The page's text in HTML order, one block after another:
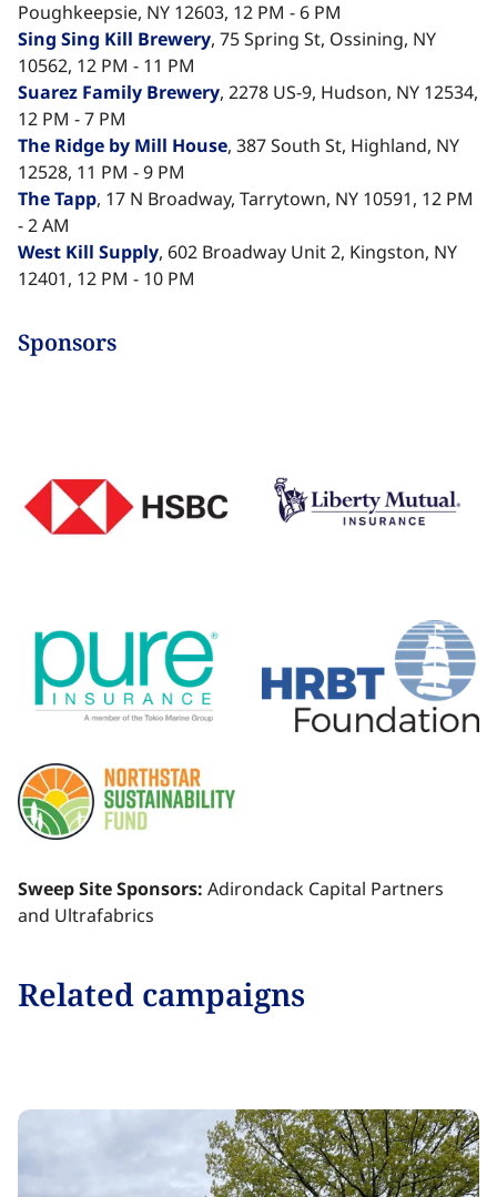
Poughkeepsie, NY 12603, 12 PM - 6 PM
Sing Sing Kill Brewery​​​​‌ ‍ ​‍​‍‌‍ ‌ ​‍‌‍‍‌‌‍‌ ‌‍‍‌‌‍ ‍​‍​‍​ ‍‍​‍​‍‌ ​ ‌‍​‌‌‍ ‍‌‍‍‌‌ ‌​‌ ‍‌​‍ ‍‌‍‍‌‌‍ ​‍​‍​‍ ​​‍​‍‌‍‍​‌ ​‍‌‍‌‌‌‍‌‍​‍​‍​ ‍‍​‍​‍‌‍‍​‌ ‌​‌ ‌​‌ ​​‌ ​ ​ ‍‍​‍ ​‍ ‌‍​ ‌‍ ‌‌ ​ ​‍ ‍‌‍ ‌‌‍​‌‌‍‍‌‌‍ ‍​‍ ‍​ ​‍​ ​​​ ​‍​ ‌​‌ ​‍‌‍‌‌‌‍‌​‌‍‌‌‌ ​ ‌‍‍‌‌‍‌ ‌‍ ‍​‍ ‍‌ ​‍‌‍‍‌‌ ‌‍‌‍‌‌‌ ​‍‌‍‍ ‌‍‌‌‌‍‌‌‌ ​​‌‍‌‌‌ ​‍​‍ ‍‌‍ ‌ ​‍‌‍‌ ​‍ ‌‍‍‌‌‍ ‍‌ ‌​‌‍‌‌‌‍ ‍‌ ‌​​‍ ‌‍‌‌‌‍‌​‌‍‍‌‌ ‌​​‍ ‌‍ ‌‌‍ ‌‍‌​‌‍‌‌​ ‌‌ ​​‌ ​‍‌‍‌‌‌ ​ ‌‍‌‌‌‍ ‍‌ ‌​‌‍​‌‌ ‌​‌‍‍‌‌‍ ‌‍ ‍​ ‍ ‌‍‍‌‌‍‌​​ ‌‌‍‌‍​ ‌ ​ ​‍​ ‌‍​ ​​​ ‍‌‌‍‌​​ ​‌​‍ ‌​ ‌​​ ‌‌​ ‌​​ ‍‌​‍ ‌​ ‌​​ ‍​​ ‌ ​ ​​​‍ ‌‌‍​‌​ ‌​‌‍‌‍​ ‍‌​‍ ‌​ ​ ​ ‌‌​ ​ ‌‍‌​​ ‌‌‌‍‌‌‌‍​‍​ ​‌​ ‌‌‌‍​ ‌‍‌​​ ‌‍​ ‍ ‌ ‌​‌ ‍‌‌ ​​‌‍‌‌​ ‌‌‍‌‌‌ ‌‍‌‍‌‌‌‍ ‍‌ ‌​​ ‍ ‌ ​​‌‍​‌‌ ‌​‌‍‍​​ ‌‌‍​ ‌‍ ‌‍ ‍‌ ‌​‌‍‌‌‌‍ ‍‌ ‌​​‍‌‌​ ‌‌‌​​‍‌‌ ‌‍‍ ‌‍‌‌‌ ‍‌​‍‌‌​ ​ ‌​‌​​‍‌‌​ ​ ‌​‌​​‍‌‌​ ​‍​ ​‍‌‍‌‍​ ‌‍‌‍‌‍​ ‌‌‌‍‌​‌‍​ ‌‍​‌​ ​‌‌‍​ ‌‍‌‌​ ​‍​ ​ ​‍‌‌​ ​‍​ ​‍​‍‌‌​ ‌‌‌​‌​​‍ ‍‌‍​ ‌‍‍​‌‍‍‌‌‍ ​‌‍‌​‌ ​‍‌‍‌‌‌‍ ‍​‍‌‌​ ‌‌‌​​‍‌‌ ‌‍‍ ‌‍‌‌‌ ‍‌​‍‌‌​ ​ ‌​‌​​‍‌‌​ ​ ‌​‌​​‍‌‌​ ​‍​ ​‍‌‍​‍​ ‌​​ ‌‍​ ‍‌‌‍‌‌‌‍‌​‌‍‌‍​ ‌‍‌‍‌‌​ ‌‍‌‍​‌‌‍‌‍​‍‌‌​ ​‍​ ​‍​‍‌‌​ ‌‌‌​‌​​‍ ‍‌ ‌​‌‍‌‌‌ ‍​‌ ‌​​ ‌‍​‍‌‍​‌‌ ​ ‌‍‌‌‌‌‌‌‌ ​‍‌‍ ​​ ‌‌‍‍​‌ ‌​‌ ‌​‌ ​​‌ ​ ​‍‌‌​ ​ ‌​​‌​‍‌‌​ ​‍‌​‌‍​‍‌‌​ ​‍‌​‌‍‌‍​ ‌‍ ‌‌ ​ ​‍ ‍‌‍ ‌‌‍​‌‌‍‍‌‌‍ ‍​‍ ‍​ ​‍​ ​​​ ​‍​ ‌​‌ ​‍‌‍‌‌‌‍‌​‌‍‌‌‌ ​ ‌‍‍‌‌‍‌ ‌‍ ‍​‍ ‍‌ ​‍‌‍‍‌‌ ‌‍‌‍‌‌‌ ​‍‌‍‍ ‌‍‌‌‌‍‌‌‌ ​​‌‍‌‌‌ ​‍​‍ ‍‌‍ ‌ ​‍‌‍‌ ​‍‌‍‌‍‍‌‌‍‌​​ ‌‌‍‌‍​ ‌ ​ ​‍​ ‌‍​ ​​​ ‍‌‌‍‌​​ ​‌​‍ ‌​ ‌​​ ‌‌​ ‌​​ ‍‌​‍ ‌​ ‌​​ ‍​​ ‌ ​ ​​​‍ ‌‌‍​‌​ ‌​‌‍‌‍​ ‍‌​‍ ‌​ ​ ​ ‌‌​ ​ ‌‍‌​​ ‌‌‌‍‌‌‌‍​‍​ ​‌​ ‌‌‌‍​ ‌‍‌​​ ‌‍​‍‌‍‌ ‌​‌ ‍‌‌ ​​‌‍‌‌​ ‌‌‍‌‌‌ ‌‍‌‍‌‌‌‍ ‍‌ ‌​​‍‌‍‌ ​​‌‍​‌‌ ‌​‌‍‍​​ ‌‌‍​ ‌‍ ‌‍ ‍‌ ‌​‌‍‌‌‌‍ ‍‌ ‌​​‍‌‌​ ‌‌‌​​‍‌‌ ‌‍‍ ‌‍‌‌‌ ‍‌​‍‌‌​ ​ ‌​‌​​‍‌‌​ ​ ‌​‌​​‍‌‌​ ​‍​ ​‍‌‍‌‍​ ‌‍‌‍‌‍​ ‌‌‌‍‌​‌‍​ ‌‍​‌​ ​‌‌‍​ ‌‍‌‌​ ​‍​ ​ ​‍‌‌​ ​‍​ ​‍​‍‌‌​ ‌‌‌​‌​​‍ ‍‌‍​ ‌‍‍​‌‍‍‌‌‍ ​‌‍‌​‌ ​‍‌‍‌‌‌‍ ‍​‍‌‌​ ‌‌‌​​‍‌‌ ‌‍‍ ‌‍‌‌‌ ‍‌​‍‌‌​ ​ ‌​‌​​‍‌‌​ ​ ‌​‌​​‍‌‌​ ​‍​ ​‍‌‍​‍​ ‌​​ ‌‍​ ‍‌‌‍‌‌‌‍‌​‌‍‌‍​ ‌‍‌‍‌‌​ ‌‍‌‍​‌‌‍‌‍​‍‌‌​ ​‍​ ​‍​‍‌‌​ ‌‌‌​‌​​‍ ‍‌ ‌​‌‍‌‌‌ ‍​‌ ‌​​‍‌‍‌ ​​‌‍‌‌‌ ​‍‌ ​ ‌ ​​‌‍‌‌‌‍​ ‌ ‌​‌‍‍‌‌ ‌‍‌‍‌‌​ ‌‌ ​​‌ ‌‌‌‍​‍‌‍ ​‌‍‍‌‌ ​ ‌‍‍​‌‍‌‌‌‍‌​​‍​‍‌ ‌, 75 Spring St, Ossining, NY
10562, 12 PM - 11 PM
Suarez Family Brewery​​​​‌ ‍ ​‍​‍‌‍ ‌ ​‍‌‍‍‌‌‍‌ ‌‍‍‌‌‍ ‍​‍​‍​ ‍‍​‍​‍‌ ​ ‌‍​‌‌‍ ‍‌‍‍‌‌ ‌​‌ ‍‌​‍ ‍‌‍‍‌‌‍ ​‍​‍​‍ ​​‍​‍‌‍‍​‌ ​‍‌‍‌‌‌‍‌‍​‍​‍​ ‍‍​‍​‍‌‍‍​‌ ‌​‌ ‌​‌ ​​‌ ​ ​ ‍‍​‍ ​‍ ‌‍​ ‌‍ ‌‌ ​ ​‍ ‍‌‍ ‌‌‍​‌‌‍‍‌‌‍ ‍​‍ ‍​ ​‍​ ​​​ ​‍​ ‌​‌ ​‍‌‍‌‌‌‍‌​‌‍‌‌‌ ​ ‌‍‍‌‌‍‌ ‌‍ ‍​‍ ‍‌ ​‍‌‍‍‌‌ ‌‍‌‍‌‌‌ ​‍‌‍‍ ‌‍‌‌‌‍‌‌‌ ​​‌‍‌‌‌ ​‍​‍ ‍‌‍ ‌ ​‍‌‍‌ ​‍ ‌‍‍‌‌‍ ‍‌ ‌​‌‍‌‌‌‍ ‍‌ ‌​​‍ ‌‍‌‌‌‍‌​‌‍‍‌‌ ‌​​‍ ‌‍ ‌‌‍ ‌‍‌​‌‍‌‌​ ‌‌ ​​‌ ​‍‌‍‌‌‌ ​ ‌‍‌‌‌‍ ‍‌ ‌​‌‍​‌‌ ‌​‌‍‍‌‌‍ ‌‍ ‍​ ‍ ‌‍‍‌‌‍‌​​ ‌‌‍‌‍​ ‌ ​ ​‍​ ‌‍​ ​​​ ‍‌‌‍‌​​ ​‌​‍ ‌​ ‌​​ ‌‌​ ‌​​ ‍‌​‍ ‌​ ‌​​ ‍​​ ‌ ​ ​​​‍ ‌‌‍​‌​ ‌​‌‍‌‍​ ‍‌​‍ ‌​ ​ ​ ‌‌​ ​ ‌‍‌​​ ‌‌‌‍‌‌‌‍​‍​ ​‌​ ‌‌‌‍​ ‌‍‌​​ ‌‍​ ‍ ‌ ‌​‌ ‍‌‌ ​​‌‍‌‌​ ‌‌‍‌‌‌ ‌‍‌‍‌‌‌‍ ‍‌ ‌​​ ‍ ‌ ​​‌‍​‌‌ ‌​‌‍‍​​ ‌‌‍​ ‌‍ ‌‍ ‍‌ ‌​‌‍‌‌‌‍ ‍‌ ‌​​‍‌‌​ ‌‌‌​​‍‌‌ ‌‍‍ ‌‍‌‌‌ ‍‌​‍‌‌​ ​ ‌​‌​​‍‌‌​ ​ ‌​‌​​‍‌‌​ ​‍​ ​‍‌‍‌‍​ ‌‍‌‍‌‍​ ‌‌‌‍‌​‌‍​ ‌‍​‌​ ​‌‌‍​ ‌‍‌‌​ ​‍​ ​ ​‍‌‌​ ​‍​ ​‍​‍‌‌​ ‌‌‌​‌​​‍ ‍‌‍​ ‌‍‍​‌‍‍‌‌‍ ​‌‍‌​‌ ​‍‌‍‌‌‌‍ ‍​‍‌‌​ ‌‌‌​​‍‌‌ ‌‍‍ ‌‍‌‌‌ ‍‌​‍‌‌​ ​ ‌​‌​​‍‌‌​ ​ ‌​‌​​‍‌‌​ ​‍​ ​‍​ ​​​ ‍‌​ ‌‌‌‍​ ​ ‍‌​ ‌‍​ ​ ​ ‍‌‌‍​‍‌‍‌‍‌‍‌​​ ‌ ​‍‌‌​ ​‍​ ​‍​‍‌‌​ ‌‌‌​‌​​‍ ‍‌ ‌​‌‍‌‌‌ ‍​‌ ‌​​ ‌‍​‍‌‍​‌‌ ​ ‌‍‌‌‌‌‌‌‌ ​‍‌‍ ​​ ‌‌‍‍​‌ ‌​‌ ‌​‌ ​​‌ ​ ​‍‌‌​ ​ ‌​​‌​‍‌‌​ ​‍‌​‌‍​‍‌‌​ ​‍‌​‌‍‌‍​ ‌‍ ‌‌ ​ ​‍ ‍‌‍ ‌‌‍​‌‌‍‍‌‌‍ ‍​‍ ‍​ ​‍​ ​​​ ​‍​ ‌​‌ ​‍‌‍‌‌‌‍‌​‌‍‌‌‌ ​ ‌‍‍‌‌‍‌ ‌‍ ‍​‍ ‍‌ ​‍‌‍‍‌‌ ‌‍‌‍‌‌‌ ​‍‌‍‍ ‌‍‌‌‌‍‌‌‌ ​​‌‍‌‌‌ ​‍​‍ ‍‌‍ ‌ ​‍‌‍‌ ​‍‌‍‌‍‍‌‌‍‌​​ ‌‌‍‌‍​ ‌ ​ ​‍​ ‌‍​ ​​​ ‍‌‌‍‌​​ ​‌​‍ ‌​ ‌​​ ‌‌​ ‌​​ ‍‌​‍ ‌​ ‌​​ ‍​​ ‌ ​ ​​​‍ ‌‌‍​‌​ ‌​‌‍‌‍​ ‍‌​‍ ‌​ ​ ​ ‌‌​ ​ ‌‍‌​​ ‌‌‌‍‌‌‌‍​‍​ ​‌​ ‌‌‌‍​ ‌‍‌​​ ‌‍​‍‌‍‌ ‌​‌ ‍‌‌ ​​‌‍‌‌​ ‌‌‍‌‌‌ ‌‍‌‍‌‌‌‍ ‍‌ ‌​​‍‌‍‌ ​​‌‍​‌‌ ‌​‌‍‍​​ ‌‌‍​ ‌‍ ‌‍ ‍‌ ‌​‌‍‌‌‌‍ ‍‌ ‌​​‍‌‌​ ‌‌‌​​‍‌‌ ‌‍‍ ‌‍‌‌‌ ‍‌​‍‌‌​ ​ ‌​‌​​‍‌‌​ ​ ‌​‌​​‍‌‌​ ​‍​ ​‍‌‍‌‍​ ‌‍‌‍‌‍​ ‌‌‌‍‌​‌‍​ ‌‍​‌​ ​‌‌‍​ ‌‍‌‌​ ​‍​ ​ ​‍‌‌​ ​‍​ ​‍​‍‌‌​ ‌‌‌​‌​​‍ ‍‌‍​ ‌‍‍​‌‍‍‌‌‍ ​‌‍‌​‌ ​‍‌‍‌‌‌‍ ‍​‍‌‌​ ‌‌‌​​‍‌‌ ‌‍‍ ‌‍‌‌‌ ‍‌​‍‌‌​ ​ ‌​‌​​‍‌‌​ ​ ‌​‌​​‍‌‌​ ​‍​ ​‍​ ​​​ ‍‌​ ‌‌‌‍​ ​ ‍‌​ ‌‍​ ​ ​ ‍‌‌‍​‍‌‍‌‍‌‍‌​​ ‌ ​‍‌‌​ ​‍​ ​‍​‍‌‌​ ‌‌‌​‌​​‍ ‍‌ ‌​‌‍‌‌‌ ‍​‌ ‌​​‍‌‍‌ ​​‌‍‌‌‌ ​‍‌ ​ ‌ ​​‌‍‌‌‌‍​ ‌ ‌​‌‍‍‌‌ ‌‍‌‍‌‌​ ‌‌ ​​‌ ‌‌‌‍​‍‌‍ ​‌‍‍‌‌ ​ ‌‍‍​‌‍‌‌‌‍‌​​‍​‍‌ ‌, 2278 US-9, Hudson, NY 12534,
12 PM - 7 PM
The Ridge by Mill House​​​​‌ ‍ ​‍​‍‌‍ ‌ ​‍‌‍‍‌‌‍‌ ‌‍‍‌‌‍ ‍​‍​‍​ ‍‍​‍​‍‌ ​ ‌‍​‌‌‍ ‍‌‍‍‌‌ ‌​‌ ‍‌​‍ ‍‌‍‍‌‌‍ ​‍​‍​‍ ​​‍​‍‌‍‍​‌ ​‍‌‍‌‌‌‍‌‍​‍​‍​ ‍‍​‍​‍‌‍‍​‌ ‌​‌ ‌​‌ ​​‌ ​ ​ ‍‍​‍ ​‍ ‌‍​ ‌‍ ‌‌ ​ ​‍ ‍‌‍ ‌‌‍​‌‌‍‍‌‌‍ ‍​‍ ‍​ ​‍​ ​​​ ​‍​ ‌​‌ ​‍‌‍‌‌‌‍‌​‌‍‌‌‌ ​ ‌‍‍‌‌‍‌ ‌‍ ‍​‍ ‍‌ ​‍‌‍‍‌‌ ‌‍‌‍‌‌‌ ​‍‌‍‍ ‌‍‌‌‌‍‌‌‌ ​​‌‍‌‌‌ ​‍​‍ ‍‌‍ ‌ ​‍‌‍‌ ​‍ ‌‍‍‌‌‍ ‍‌ ‌​‌‍‌‌‌‍ ‍‌ ‌​​‍ ‌‍‌‌‌‍‌​‌‍‍‌‌ ‌​​‍ ‌‍ ‌‌‍ ‌‍‌​‌‍‌‌​ ‌‌ ​​‌ ​‍‌‍‌‌‌ ​ ‌‍‌‌‌‍ ‍‌ ‌​‌‍​‌‌ ‌​‌‍‍‌‌‍ ‌‍ ‍​ ‍ ‌‍‍‌‌‍‌​​ ‌‌‍‌‍​ ‌ ​ ​‍​ ‌‍​ ​​​ ‍‌‌‍‌​​ ​‌​‍ ‌​ ‌​​ ‌‌​ ‌​​ ‍‌​‍ ‌​ ‌​​ ‍​​ ‌ ​ ​​​‍ ‌‌‍​‌​ ‌​‌‍‌‍​ ‍‌​‍ ‌​ ​ ​ ‌‌​ ​ ‌‍‌​​ ‌‌‌‍‌‌‌‍​‍​ ​‌​ ‌‌‌‍​ ‌‍‌​​ ‌‍​ ‍ ‌ ‌​‌ ‍‌‌ ​​‌‍‌‌​ ‌‌‍‌‌‌ ‌‍‌‍‌‌‌‍ ‍‌ ‌​​ ‍ ‌ ​​‌‍​‌‌ ‌​‌‍‍​​ ‌‌‍​ ‌‍ ‌‍ ‍‌ ‌​‌‍‌‌‌‍ ‍‌ ‌​​‍‌‌​ ‌‌‌​​‍‌‌ ‌‍‍ ‌‍‌‌‌ ‍‌​‍‌‌​ ​ ‌​‌​​‍‌‌​ ​ ‌​‌​​‍‌‌​ ​‍​ ​‍‌‍‌‍​ ‌‍‌‍‌‍​ ‌‌‌‍‌​‌‍​ ‌‍​‌​ ​‌‌‍​ ‌‍‌‌​ ​‍​ ​ ​‍‌‌​ ​‍​ ​‍​‍‌‌​ ‌‌‌​‌​​‍ ‍‌‍​ ‌‍‍​‌‍‍‌‌‍ ​‌‍‌​‌ ​‍‌‍‌‌‌‍ ‍​‍‌‌​ ‌‌‌​​‍‌‌ ‌‍‍ ‌‍‌‌‌ ‍‌​‍‌‌​ ​ ‌​‌​​‍‌‌​ ​ ‌​‌​​‍‌‌​ ​‍​ ​‍​ ​​‌‍​ ‌‍‌‍‌‍‌​‌‍​‍‌‍‌​​ ‌‍​ ​‌​ ​​‌‍‌‍​ ​ ​ ‍​​‍‌‌​ ​‍​ ​‍​‍‌‌​ ‌‌‌​‌​​‍ ‍‌ ‌​‌‍‌‌‌ ‍​‌ ‌​​ ‌‍​‍‌‍​‌‌ ​ ‌‍‌‌‌‌‌‌‌ ​‍‌‍ ​​ ‌‌‍‍​‌ ‌​‌ ‌​‌ ​​‌ ​ ​‍‌‌​ ​ ‌​​‌​‍‌‌​ ​‍‌​‌‍​‍‌‌​ ​‍‌​‌‍‌‍​ ‌‍ ‌‌ ​ ​‍ ‍‌‍ ‌‌‍​‌‌‍‍‌‌‍ ‍​‍ ‍​ ​‍​ ​​​ ​‍​ ‌​‌ ​‍‌‍‌‌‌‍‌​‌‍‌‌‌ ​ ‌‍‍‌‌‍‌ ‌‍ ‍​‍ ‍‌ ​‍‌‍‍‌‌ ‌‍‌‍‌‌‌ ​‍‌‍‍ ‌‍‌‌‌‍‌‌‌ ​​‌‍‌‌‌ ​‍​‍ ‍‌‍ ‌ ​‍‌‍‌ ​‍‌‍‌‍‍‌‌‍‌​​ ‌‌‍‌‍​ ‌ ​ ​‍​ ‌‍​ ​​​ ‍‌‌‍‌​​ ​‌​‍ ‌​ ‌​​ ‌‌​ ‌​​ ‍‌​‍ ‌​ ‌​​ ‍​​ ‌ ​ ​​​‍ ‌‌‍​‌​ ‌​‌‍‌‍​ ‍‌​‍ ‌​ ​ ​ ‌‌​ ​ ‌‍‌​​ ‌‌‌‍‌‌‌‍​‍​ ​‌​ ‌‌‌‍​ ‌‍‌​​ ‌‍​‍‌‍‌ ‌​‌ ‍‌‌ ​​‌‍‌‌​ ‌‌‍‌‌‌ ‌‍‌‍‌‌‌‍ ‍‌ ‌​​‍‌‍‌ ​​‌‍​‌‌ ‌​‌‍‍​​ ‌‌‍​ ‌‍ ‌‍ ‍‌ ‌​‌‍‌‌‌‍ ‍‌ ‌​​‍‌‌​ ‌‌‌​​‍‌‌ ‌‍‍ ‌‍‌‌‌ ‍‌​‍‌‌​ ​ ‌​‌​​‍‌‌​ ​ ‌​‌​​‍‌‌​ ​‍​ ​‍‌‍‌‍​ ‌‍‌‍‌‍​ ‌‌‌‍‌​‌‍​ ‌‍​‌​ ​‌‌‍​ ‌‍‌‌​ ​‍​ ​ ​‍‌‌​ ​‍​ ​‍​‍‌‌​ ‌‌‌​‌​​‍ ‍‌‍​ ‌‍‍​‌‍‍‌‌‍ ​‌‍‌​‌ ​‍‌‍‌‌‌‍ ‍​‍‌‌​ ‌‌‌​​‍‌‌ ‌‍‍ ‌‍‌‌‌ ‍‌​‍‌‌​ ​ ‌​‌​​‍‌‌​ ​ ‌​‌​​‍‌‌​ ​‍​ ​‍​ ​​‌‍​ ‌‍‌‍‌‍‌​‌‍​‍‌‍‌​​ ‌‍​ ​‌​ ​​‌‍‌‍​ ​ ​ ‍​​‍‌‌​ ​‍​ ​‍​‍‌‌​ ‌‌‌​‌​​‍ ‍‌ ‌​‌‍‌‌‌ ‍​‌ ‌​​‍‌‍‌ ​​‌‍‌‌‌ ​‍‌ ​ ‌ ​​‌‍‌‌‌‍​ ‌ ‌​‌‍‍‌‌ ‌‍‌‍‌‌​ ‌‌ ​​‌ ‌‌‌‍​‍‌‍ ​‌‍‍‌‌ ​ ‌‍‍​‌‍‌‌‌‍‌​​‍​‍‌ ‌, 387 South St, Highland, NY
12528, 11 PM - 9 PM
The Tapp​​​​‌ ‍ ​‍​‍‌‍ ‌ ​‍‌‍‍‌‌‍‌ ‌‍‍‌‌‍ ‍​‍​‍​ ‍‍​‍​‍‌ ​ ‌‍​‌‌‍ ‍‌‍‍‌‌ ‌​‌ ‍‌​‍ ‍‌‍‍‌‌‍ ​‍​‍​‍ ​​‍​‍‌‍‍​‌ ​‍‌‍‌‌‌‍‌‍​‍​‍​ ‍‍​‍​‍‌‍‍​‌ ‌​‌ ‌​‌ ​​‌ ​ ​ ‍‍​‍ ​‍ ‌‍​ ‌‍ ‌‌ ​ ​‍ ‍‌‍ ‌‌‍​‌‌‍‍‌‌‍ ‍​‍ ‍​ ​‍​ ​​​ ​‍​ ‌​‌ ​‍‌‍‌‌‌‍‌​‌‍‌‌‌ ​ ‌‍‍‌‌‍‌ ‌‍ ‍​‍ ‍‌ ​‍‌‍‍‌‌ ‌‍‌‍‌‌‌ ​‍‌‍‍ ‌‍‌‌‌‍‌‌‌ ​​‌‍‌‌‌ ​‍​‍ ‍‌‍ ‌ ​‍‌‍‌ ​‍ ‌‍‍‌‌‍ ‍‌ ‌​‌‍‌‌‌‍ ‍‌ ‌​​‍ ‌‍‌‌‌‍‌​‌‍‍‌‌ ‌​​‍ ‌‍ ‌‌‍ ‌‍‌​‌‍‌‌​ ‌‌ ​​‌ ​‍‌‍‌‌‌ ​ ‌‍‌‌‌‍ ‍‌ ‌​‌‍​‌‌ ‌​‌‍‍‌‌‍ ‌‍ ‍​ ‍ ‌‍‍‌‌‍‌​​ ‌‌‍‌‍​ ‌ ​ ​‍​ ‌‍​ ​​​ ‍‌‌‍‌​​ ​‌​‍ ‌​ ‌​​ ‌‌​ ‌​​ ‍‌​‍ ‌​ ‌​​ ‍​​ ‌ ​ ​​​‍ ‌‌‍​‌​ ‌​‌‍‌‍​ ‍‌​‍ ‌​ ​ ​ ‌‌​ ​ ‌‍‌​​ ‌‌‌‍‌‌‌‍​‍​ ​‌​ ‌‌‌‍​ ‌‍‌​​ ‌‍​ ‍ ‌ ‌​‌ ‍‌‌ ​​‌‍‌‌​ ‌‌‍‌‌‌ ‌‍‌‍‌‌‌‍ ‍‌ ‌​​ ‍ ‌ ​​‌‍​‌‌ ‌​‌‍‍​​ ‌‌‍​ ‌‍ ‌‍ ‍‌ ‌​‌‍‌‌‌‍ ‍‌ ‌​​‍‌‌​ ‌‌‌​​‍‌‌ ‌‍‍ ‌‍‌‌‌ ‍‌​‍‌‌​ ​ ‌​‌​​‍‌‌​ ​ ‌​‌​​‍‌‌​ ​‍​ ​‍‌‍‌‍​ ‌‍‌‍‌‍​ ‌‌‌‍‌​‌‍​ ‌‍​‌​ ​‌‌‍​ ‌‍‌‌​ ​‍​ ​ ​‍‌‌​ ​‍​ ​‍​‍‌‌​ ‌‌‌​‌​​‍ ‍‌‍​ ‌‍‍​‌‍‍‌‌‍ ​‌‍‌​‌ ​‍‌‍‌‌‌‍ ‍​‍‌‌​ ‌‌‌​​‍‌‌ ‌‍‍ ‌‍‌‌‌ ‍‌​‍‌‌​ ​ ‌​‌​​‍‌‌​ ​ ‌​‌​​‍‌‌​ ​‍​ ​‍‌‍‌‌‌‍‌‌​ ‌‍‌‍‌​​ ​​​ ​ ‌‍‌‍‌‍​‌‌‍​‌​ ​​​ ‍‌​ ​‍​‍‌‌​ ​‍​ ​‍​‍‌‌​ ‌‌‌​‌​​‍ ‍‌ ‌​‌‍‌‌‌ ‍​‌ ‌​​ ‌‍​‍‌‍​‌‌ ​ ‌‍‌‌‌‌‌‌‌ ​‍‌‍ ​​ ‌‌‍‍​‌ ‌​‌ ‌​‌ ​​‌ ​ ​‍‌‌​ ​ ‌​​‌​‍‌‌​ ​‍‌​‌‍​‍‌‌​ ​‍‌​‌‍‌‍​ ‌‍ ‌‌ ​ ​‍ ‍‌‍ ‌‌‍​‌‌‍‍‌‌‍ ‍​‍ ‍​ ​‍​ ​​​ ​‍​ ‌​‌ ​‍‌‍‌‌‌‍‌​‌‍‌‌‌ ​ ‌‍‍‌‌‍‌ ‌‍ ‍​‍ ‍‌ ​‍‌‍‍‌‌ ‌‍‌‍‌‌‌ ​‍‌‍‍ ‌‍‌‌‌‍‌‌‌ ​​‌‍‌‌‌ ​‍​‍ ‍‌‍ ‌ ​‍‌‍‌ ​‍‌‍‌‍‍‌‌‍‌​​ ‌‌‍‌‍​ ‌ ​ ​‍​ ‌‍​ ​​​ ‍‌‌‍‌​​ ​‌​‍ ‌​ ‌​​ ‌‌​ ‌​​ ‍‌​‍ ‌​ ‌​​ ‍​​ ‌ ​ ​​​‍ ‌‌‍​‌​ ‌​‌‍‌‍​ ‍‌​‍ ‌​ ​ ​ ‌‌​ ​ ‌‍‌​​ ‌‌‌‍‌‌‌‍​‍​ ​‌​ ‌‌‌‍​ ‌‍‌​​ ‌‍​‍‌‍‌ ‌​‌ ‍‌‌ ​​‌‍‌‌​ ‌‌‍‌‌‌ ‌‍‌‍‌‌‌‍ ‍‌ ‌​​‍‌‍‌ ​​‌‍​‌‌ ‌​‌‍‍​​ ‌‌‍​ ‌‍ ‌‍ ‍‌ ‌​‌‍‌‌‌‍ ‍‌ ‌​​‍‌‌​ ‌‌‌​​‍‌‌ ‌‍‍ ‌‍‌‌‌ ‍‌​‍‌‌​ ​ ‌​‌​​‍‌‌​ ​ ‌​‌​​‍‌‌​ ​‍​ ​‍‌‍‌‍​ ‌‍‌‍‌‍​ ‌‌‌‍‌​‌‍​ ‌‍​‌​ ​‌‌‍​ ‌‍‌‌​ ​‍​ ​ ​‍‌‌​ ​‍​ ​‍​‍‌‌​ ‌‌‌​‌​​‍ ‍‌‍​ ‌‍‍​‌‍‍‌‌‍ ​‌‍‌​‌ ​‍‌‍‌‌‌‍ ‍​‍‌‌​ ‌‌‌​​‍‌‌ ‌‍‍ ‌‍‌‌‌ ‍‌​‍‌‌​ ​ ‌​‌​​‍‌‌​ ​ ‌​‌​​‍‌‌​ ​‍​ ​‍‌‍‌‌‌‍‌‌​ ‌‍‌‍‌​​ ​​​ ​ ‌‍‌‍‌‍​‌‌‍​‌​ ​​​ ‍‌​ ​‍​‍‌‌​ ​‍​ ​‍​‍‌‌​ ‌‌‌​‌​​‍ ‍‌ ‌​‌‍‌‌‌ ‍​‌ ‌​​‍‌‍‌ ​​‌‍‌‌‌ ​‍‌ ​ ‌ ​​‌‍‌‌‌‍​ ‌ ‌​‌‍‍‌‌ ‌‍‌‍‌‌​ ‌‌ ​​‌ ‌‌‌‍​‍‌‍ ​‌‍‍‌‌ ​ ‌‍‍​‌‍‌‌‌‍‌​​‍​‍‌ ‌, 17 N Broadway, Tarrytown, NY 10591, 12 PM
- 2 AM
West Kill Supply​​​​‌ ‍ ​‍​‍‌‍ ‌ ​‍‌‍‍‌‌‍‌ ‌‍‍‌‌‍ ‍​‍​‍​ ‍‍​‍​‍‌ ​ ‌‍​‌‌‍ ‍‌‍‍‌‌ ‌​‌ ‍‌​‍ ‍‌‍‍‌‌‍ ​‍​‍​‍ ​​‍​‍‌‍‍​‌ ​‍‌‍‌‌‌‍‌‍​‍​‍​ ‍‍​‍​‍‌‍‍​‌ ‌​‌ ‌​‌ ​​‌ ​ ​ ‍‍​‍ ​‍ ‌‍​ ‌‍ ‌‌ ​ ​‍ ‍‌‍ ‌‌‍​‌‌‍‍‌‌‍ ‍​‍ ‍​ ​‍​ ​​​ ​‍​ ‌​‌ ​‍‌‍‌‌‌‍‌​‌‍‌‌‌ ​ ‌‍‍‌‌‍‌ ‌‍ ‍​‍ ‍‌ ​‍‌‍‍‌‌ ‌‍‌‍‌‌‌ ​‍‌‍‍ ‌‍‌‌‌‍‌‌‌ ​​‌‍‌‌‌ ​‍​‍ ‍‌‍ ‌ ​‍‌‍‌ ​‍ ‌‍‍‌‌‍ ‍‌ ‌​‌‍‌‌‌‍ ‍‌ ‌​​‍ ‌‍‌‌‌‍‌​‌‍‍‌‌ ‌​​‍ ‌‍ ‌‌‍ ‌‍‌​‌‍‌‌​ ‌‌ ​​‌ ​‍‌‍‌‌‌ ​ ‌‍‌‌‌‍ ‍‌ ‌​‌‍​‌‌ ‌​‌‍‍‌‌‍ ‌‍ ‍​ ‍ ‌‍‍‌‌‍‌​​ ‌‌‍‌‍​ ‌ ​ ​‍​ ‌‍​ ​​​ ‍‌‌‍‌​​ ​‌​‍ ‌​ ‌​​ ‌‌​ ‌​​ ‍‌​‍ ‌​ ‌​​ ‍​​ ‌ ​ ​​​‍ ‌‌‍​‌​ ‌​‌‍‌‍​ ‍‌​‍ ‌​ ​ ​ ‌‌​ ​ ‌‍‌​​ ‌‌‌‍‌‌‌‍​‍​ ​‌​ ‌‌‌‍​ ‌‍‌​​ ‌‍​ ‍ ‌ ‌​‌ ‍‌‌ ​​‌‍‌‌​ ‌‌‍‌‌‌ ‌‍‌‍‌‌‌‍ ‍‌ ‌​​ ‍ ‌ ​​‌‍​‌‌ ‌​‌‍‍​​ ‌‌‍​ ‌‍ ‌‍ ‍‌ ‌​‌‍‌‌‌‍ ‍‌ ‌​​‍‌‌​ ‌‌‌​​‍‌‌ ‌‍‍ ‌‍‌‌‌ ‍‌​‍‌‌​ ​ ‌​‌​​‍‌‌​ ​ ‌​‌​​‍‌‌​ ​‍​ ​‍‌‍‌‍​ ‌‍‌‍‌‍​ ‌‌‌‍‌​‌‍​ ‌‍​‌​ ​‌‌‍​ ‌‍‌‌​ ​‍​ ​ ​‍‌‌​ ​‍​ ​‍​‍‌‌​ ‌‌‌​‌​​‍ ‍‌‍​ ‌‍‍​‌‍‍‌‌‍ ​‌‍‌​‌ ​‍‌‍‌‌‌‍ ‍​‍‌‌​ ‌‌‌​​‍‌‌ ‌‍‍ ‌‍‌‌‌ ‍‌​‍‌‌​ ​ ‌​‌​​‍‌‌​ ​ ‌​‌​​‍‌‌​ ​‍​ ​‍​ ‌‌‌‍‌‍​ ‍​‌‍‌‌‌‍‌‍‌‍‌‍​ ​ ‌‍​‌​ ​ ​ ‌‍​ ​​​ ‌​​‍‌‌​ ​‍​ ​‍​‍‌‌​ ‌‌‌​‌​​‍ ‍‌ ‌​‌‍‌‌‌ ‍​‌ ‌​​ ‌‍​‍‌‍​‌‌ ​ ‌‍‌‌‌‌‌‌‌ ​‍‌‍ ​​ ‌‌‍‍​‌ ‌​‌ ‌​‌ ​​‌ ​ ​‍‌‌​ ​ ‌​​‌​‍‌‌​ ​‍‌​‌‍​‍‌‌​ ​‍‌​‌‍‌‍​ ‌‍ ‌‌ ​ ​‍ ‍‌‍ ‌‌‍​‌‌‍‍‌‌‍ ‍​‍ ‍​ ​‍​ ​​​ ​‍​ ‌​‌ ​‍‌‍‌‌‌‍‌​‌‍‌‌‌ ​ ‌‍‍‌‌‍‌ ‌‍ ‍​‍ ‍‌ ​‍‌‍‍‌‌ ‌‍‌‍‌‌‌ ​‍‌‍‍ ‌‍‌‌‌‍‌‌‌ ​​‌‍‌‌‌ ​‍​‍ ‍‌‍ ‌ ​‍‌‍‌ ​‍‌‍‌‍‍‌‌‍‌​​ ‌‌‍‌‍​ ‌ ​ ​‍​ ‌‍​ ​​​ ‍‌‌‍‌​​ ​‌​‍ ‌​ ‌​​ ‌‌​ ‌​​ ‍‌​‍ ‌​ ‌​​ ‍​​ ‌ ​ ​​​‍ ‌‌‍​‌​ ‌​‌‍‌‍​ ‍‌​‍ ‌​ ​ ​ ‌‌​ ​ ‌‍‌​​ ‌‌‌‍‌‌‌‍​‍​ ​‌​ ‌‌‌‍​ ‌‍‌​​ ‌‍​‍‌‍‌ ‌​‌ ‍‌‌ ​​‌‍‌‌​ ‌‌‍‌‌‌ ‌‍‌‍‌‌‌‍ ‍‌ ‌​​‍‌‍‌ ​​‌‍​‌‌ ‌​‌‍‍​​ ‌‌‍​ ‌‍ ‌‍ ‍‌ ‌​‌‍‌‌‌‍ ‍‌ ‌​​‍‌‌​ ‌‌‌​​‍‌‌ ‌‍‍ ‌‍‌‌‌ ‍‌​‍‌‌​ ​ ‌​‌​​‍‌‌​ ​ ‌​‌​​‍‌‌​ ​‍​ ​‍‌‍‌‍​ ‌‍‌‍‌‍​ ‌‌‌‍‌​‌‍​ ‌‍​‌​ ​‌‌‍​ ‌‍‌‌​ ​‍​ ​ ​‍‌‌​ ​‍​ ​‍​‍‌‌​ ‌‌‌​‌​​‍ ‍‌‍​ ‌‍‍​‌‍‍‌‌‍ ​‌‍‌​‌ ​‍‌‍‌‌‌‍ ‍​‍‌‌​ ‌‌‌​​‍‌‌ ‌‍‍ ‌‍‌‌‌ ‍‌​‍‌‌​ ​ ‌​‌​​‍‌‌​ ​ ‌​‌​​‍‌‌​ ​‍​ ​‍​ ‌‌‌‍‌‍​ ‍​‌‍‌‌‌‍‌‍‌‍‌‍​ ​ ‌‍​‌​ ​ ​ ‌‍​ ​​​ ‌​​‍‌‌​ ​‍​ ​‍​‍‌‌​ ‌‌‌​‌​​‍ ‍‌ ‌​‌‍‌‌‌ ‍​‌ ‌​​‍‌‍‌ ​​‌‍‌‌‌ ​‍‌ ​ ‌ ​​‌‍‌‌‌‍​ ‌ ‌​‌‍‍‌‌ ‌‍‌‍‌‌​ ‌‌ ​​‌ ‌‌‌‍​‍‌‍ ​‌‍‍‌‌ ​ ‌‍‍​‌‍‌‌‌‍‌​​‍​‍‌ ‌, 602 Broadway Unit 2, Kingston, NY
12401, 12 PM - 10 PM​​​​‌ ‍ ​‍​‍‌‍ ‌ ​‍‌‍‍‌‌‍‌ ‌‍‍‌‌‍ ‍​‍​‍​ ‍‍​‍​‍‌ ​ ‌‍​‌‌‍ ‍‌‍‍‌‌ ‌​‌ ‍‌​‍ ‍‌‍‍‌‌‍ ​‍​‍​‍ ​​‍​‍‌‍‍​‌ ​‍‌‍‌‌‌‍‌‍​‍​‍​ ‍‍​‍​‍‌‍‍​‌ ‌​‌ ‌​‌ ​​‌ ​ ​ ‍‍​‍ ​‍ ‌‍​ ‌‍ ‌‌ ​ ​‍ ‍‌‍ ‌‌‍​‌‌‍‍‌‌‍ ‍​‍ ‍​ ​‍​ ​​​ ​‍​ ‌​‌ ​‍‌‍‌‌‌‍‌​‌‍‌‌‌ ​ ‌‍‍‌‌‍‌ ‌‍ ‍​‍ ‍‌ ​‍‌‍‍‌‌ ‌‍‌‍‌‌‌ ​‍‌‍‍ ‌‍‌‌‌‍‌‌‌ ​​‌‍‌‌‌ ​‍​‍ ‍‌‍ ‌ ​‍‌‍‌ ​‍ ‌‍‍‌‌‍ ‍‌ ‌​‌‍‌‌‌‍ ‍‌ ‌​​‍ ‌‍‌‌‌‍‌​‌‍‍‌‌ ‌​​‍ ‌‍ ‌‌‍ ‌‍‌​‌‍‌‌​ ‌‌ ​​‌ ​‍‌‍‌‌‌ ​ ‌‍‌‌‌‍ ‍‌ ‌​‌‍​‌‌ ‌​‌‍‍‌‌‍ ‌‍ ‍​ ‍ ‌‍‍‌‌‍‌​​ ‌‌‍‌‍​ ‌ ​ ​‍​ ‌‍​ ​​​ ‍‌‌‍‌​​ ​‌​‍ ‌​ ‌​​ ‌‌​ ‌​​ ‍‌​‍ ‌​ ‌​​ ‍​​ ‌ ​ ​​​‍ ‌‌‍​‌​ ‌​‌‍‌‍​ ‍‌​‍ ‌​ ​ ​ ‌‌​ ​ ‌‍‌​​ ‌‌‌‍‌‌‌‍​‍​ ​‌​ ‌‌‌‍​ ‌‍‌​​ ‌‍​ ‍ ‌ ‌​‌ ‍‌‌ ​​‌‍‌‌​ ‌‌‍‌‌‌ ‌‍‌‍‌‌‌‍ ‍‌ ‌​​ ‍ ‌ ​​‌‍​‌‌ ‌​‌‍‍​​ ‌‌‍​ ‌‍ ‌‍ ‍‌ ‌​‌‍‌‌‌‍ ‍‌ ‌​​‍‌‌​ ‌‌‌​​‍‌‌ ‌‍‍ ‌‍‌‌‌ ‍‌​‍‌‌​ ​ ‌​‌​​‍‌‌​ ​ ‌​‌​​‍‌‌​ ​‍​ ​‍‌‍‌‍​ ‌‍‌‍‌‍​ ‌‌‌‍‌​‌‍​ ‌‍​‌​ ​‌‌‍​ ‌‍‌‌​ ​‍​ ​ ​‍‌‌​ ​‍​ ​‍​‍‌‌​ ‌‌‌​‌​​‍ ‍‌‍​ ‌‍‍​‌‍‍‌‌‍ ​‌‍‌​‌ ​‍‌‍‌‌‌‍ ‍​‍‌‌​ ‌‌‌​​‍‌‌ ‌‍‍ ‌‍‌‌‌ ‍‌​‍‌‌​ ​ ‌​‌​​‍‌‌​ ​ ‌​‌​​‍‌‌​ ​‍​ ​‍​ ‌‍​ ​ ‌‍​‍​ ‌‌​ ​‌​ ​​​ ‌ ​ ​ ​ ​‌​ ‍​​ ​‍​ ​‍​‍‌‌​ ​‍​ ​‍​‍‌‌​ ‌‌‌​‌​​‍ ‍‌ ‌​‌‍‌‌‌ ‍​‌ ‌​​ ‌‍​‍‌‍​‌‌ ​ ‌‍‌‌‌‌‌‌‌ ​‍‌‍ ​​ ‌‌‍‍​‌ ‌​‌ ‌​‌ ​​‌ ​ ​‍‌‌​ ​ ‌​​‌​‍‌‌​ ​‍‌​‌‍​‍‌‌​ ​‍‌​‌‍‌‍​ ‌‍ ‌‌ ​ ​‍ ‍‌‍ ‌‌‍​‌‌‍‍‌‌‍ ‍​‍ ‍​ ​‍​ ​​​ ​‍​ ‌​‌ ​‍‌‍‌‌‌‍‌​‌‍‌‌‌ ​ ‌‍‍‌‌‍‌ ‌‍ ‍​‍ ‍‌ ​‍‌‍‍‌‌ ‌‍‌‍‌‌‌ ​‍‌‍‍ ‌‍‌‌‌‍‌‌‌ ​​‌‍‌‌‌ ​‍​‍ ‍‌‍ ‌ ​‍‌‍‌ ​‍‌‍‌‍‍‌‌‍‌​​ ‌‌‍‌‍​ ‌ ​ ​‍​ ‌‍​ ​​​ ‍‌‌‍‌​​ ​‌​‍ ‌​ ‌​​ ‌‌​ ‌​​ ‍‌​‍ ‌​ ‌​​ ‍​​ ‌ ​ ​​​‍ ‌‌‍​‌​ ‌​‌‍‌‍​ ‍‌​‍ ‌​ ​ ​ ‌‌​ ​ ‌‍‌​​ ‌‌‌‍‌‌‌‍​‍​ ​‌​ ‌‌‌‍​ ‌‍‌​​ ‌‍​‍‌‍‌ ‌​‌ ‍‌‌ ​​‌‍‌‌​ ‌‌‍‌‌‌ ‌‍‌‍‌‌‌‍ ‍‌ ‌​​‍‌‍‌ ​​‌‍​‌‌ ‌​‌‍‍​​ ‌‌‍​ ‌‍ ‌‍ ‍‌ ‌​‌‍‌‌‌‍ ‍‌ ‌​​‍‌‌​ ‌‌‌​​‍‌‌ ‌‍‍ ‌‍‌‌‌ ‍‌​‍‌‌​ ​ ‌​‌​​‍‌‌​ ​ ‌​‌​​‍‌‌​ ​‍​ ​‍‌‍‌‍​ ‌‍‌‍‌‍​ ‌‌‌‍‌​‌‍​ ‌‍​‌​ ​‌‌‍​ ‌‍‌‌​ ​‍​ ​ ​‍‌‌​ ​‍​ ​‍​‍‌‌​ ‌‌‌​‌​​‍ ‍‌‍​ ‌‍‍​‌‍‍‌‌‍ ​‌‍‌​‌ ​‍‌‍‌‌‌‍ ‍​‍‌‌​ ‌‌‌​​‍‌‌ ‌‍‍ ‌‍‌‌‌ ‍‌​‍‌‌​ ​ ‌​‌​​‍‌‌​ ​ ‌​‌​​‍‌‌​ ​‍​ ​‍​ ‌‍​ ​ ‌‍​‍​ ‌‌​ ​‌​ ​​​ ‌ ​ ​ ​ ​‌​ ‍​​ ​‍​ ​‍​‍‌‌​ ​‍​ ​‍​‍‌‌​ ‌‌‌​‌​​‍ ‍‌ ‌​‌‍‌‌‌ ‍​‌ ‌​​‍‌‍‌ ​​‌‍‌‌‌ ​‍‌ ​ ‌ ​​‌‍‌‌‌‍​ ‌ ‌​‌‍‍‌‌ ‌‍‌‍‌‌​ ‌‌ ​​‌ ‌‌‌‍​‍‌‍ ​‌‍‍‌‌ ​ ‌‍‍​‌‍‌‌‌‍‌​​‍​‍‌ ‌
Sponsors
Sweep Site Sponsors:​​​​‌ ‍ ​‍​‍‌‍ ‌ ​‍‌‍‍‌‌‍‌ ‌‍‍‌‌‍ ‍​‍​‍​ ‍‍​‍​‍‌ ​ ‌‍​‌‌‍ ‍‌‍‍‌‌ ‌​‌ ‍‌​‍ ‍‌‍‍‌‌‍ ​‍​‍​‍ ​​‍​‍‌‍‍​‌ ​‍‌‍‌‌‌‍‌‍​‍​‍​ ‍‍​‍​‍‌‍‍​‌ ‌​‌ ‌​‌ ​​‌ ​ ​ ‍‍​‍ ​‍ ‌‍​ ‌‍ ‌‌ ​ ​‍ ‍‌‍ ‌‌‍​‌‌‍‍‌‌‍ ‍​‍ ‍​ ​‍​ ​​​ ​‍​ ‌​‌ ​‍‌‍‌‌‌‍‌​‌‍‌‌‌ ​ ‌‍‍‌‌‍‌ ‌‍ ‍​‍ ‍‌ ​‍‌‍‍‌‌ ‌‍‌‍‌‌‌ ​‍‌‍‍ ‌‍‌‌‌‍‌‌‌ ​​‌‍‌‌‌ ​‍​‍ ‍‌‍ ‌ ​‍‌‍‌ ​‍ ‌‍‍‌‌‍ ‍‌ ‌​‌‍‌‌‌‍ ‍‌ ‌​​‍ ‌‍‌‌‌‍‌​‌‍‍‌‌ ‌​​‍ ‌‍ ‌‌‍ ‌‍‌​‌‍‌‌​ ‌‌ ​​‌ ​‍‌‍‌‌‌ ​ ‌‍‌‌‌‍ ‍‌ ‌​‌‍​‌‌ ‌​‌‍‍‌‌‍ ‌‍ ‍​ ‍ ‌‍‍‌‌‍‌​​ ‌‌‍‌‍​ ‌ ​ ​‍​ ‌‍​ ​​​ ‍‌‌‍‌​​ ​‌​‍ ‌​ ‌​​ ‌‌​ ‌​​ ‍‌​‍ ‌​ ‌​​ ‍​​ ‌ ​ ​​​‍ ‌‌‍​‌​ ‌​‌‍‌‍​ ‍‌​‍ ‌​ ​ ​ ‌‌​ ​ ‌‍‌​​ ‌‌‌‍‌‌‌‍​‍​ ​‌​ ‌‌‌‍​ ‌‍‌​​ ‌‍​ ‍ ‌ ‌​‌ ‍‌‌ ​​‌‍‌‌​ ‌‌‍‌‌‌ ‌‍‌‍‌‌‌‍ ‍‌ ‌​​ ‍ ‌ ​​‌‍​‌‌ ‌​‌‍‍​​ ‌‌‍​ ‌‍ ‌‍ ‍‌ ‌​‌‍‌‌‌‍ ‍‌ ‌​​‍‌‌​ ‌‌‌​​‍‌‌ ‌‍‍ ‌‍‌‌‌ ‍‌​‍‌‌​ ​ ‌​‌​​‍‌‌​ ​ ‌​‌​​‍‌‌​ ​‍​ ​‍​ ‌ ‌‍‌‍​ ‌ ‌‍​ ​ ​​‌‍‌​​ ‍‌​ ​​‌‍​ ​ ‍​​ ‌‌​ ‍​​‍‌‌​ ​‍​ ​‍​‍‌‌​ ‌‌‌​‌​​‍ ‍‌‍​ ‌‍‍​‌‍‍‌‌‍ ​‌‍‌​‌ ​‍‌‍‌‌‌‍ ‍​‍‌‌​ ‌‌‌​​‍‌‌ ‌‍‍ ‌‍‌‌‌ ‍‌​‍‌‌​ ​ ‌​‌​​‍‌‌​ ​ ‌​‌​​‍‌‌​ ​‍​ ​‍‌‍​‌​ ​​​ ‌ ​ ‍​​ ‌‍‌‍​ ​ ‌‍​ ​​​ ‍​‌‍‌‌​ ​​‌‍​‌​‍‌‌​ ​‍​ ​‍​‍‌‌​ ‌‌‌​‌​​‍ ‍‌ ‌​‌‍‌‌‌ ‍​‌ ‌​​ ‌‍​‍‌‍​‌‌ ​ ‌‍‌‌‌‌‌‌‌ ​‍‌‍ ​​ ‌‌‍‍​‌ ‌​‌ ‌​‌ ​​‌ ​ ​‍‌‌​ ​ ‌​​‌​‍‌‌​ ​‍‌​‌‍​‍‌‌​ ​‍‌​‌‍‌‍​ ‌‍ ‌‌ ​ ​‍ ‍‌‍ ‌‌‍​‌‌‍‍‌‌‍ ‍​‍ ‍​ ​‍​ ​​​ ​‍​ ‌​‌ ​‍‌‍‌‌‌‍‌​‌‍‌‌‌ ​ ‌‍‍‌‌‍‌ ‌‍ ‍​‍ ‍‌ ​‍‌‍‍‌‌ ‌‍‌‍‌‌‌ ​‍‌‍‍ ‌‍‌‌‌‍‌‌‌ ​​‌‍‌‌‌ ​‍​‍ ‍‌‍ ‌ ​‍‌‍‌ ​‍‌‍‌‍‍‌‌‍‌​​ ‌‌‍‌‍​ ‌ ​ ​‍​ ‌‍​ ​​​ ‍‌‌‍‌​​ ​‌​‍ ‌​ ‌​​ ‌‌​ ‌​​ ‍‌​‍ ‌​ ‌​​ ‍​​ ‌ ​ ​​​‍ ‌‌‍​‌​ ‌​‌‍‌‍​ ‍‌​‍ ‌​ ​ ​ ‌‌​ ​ ‌‍‌​​ ‌‌‌‍‌‌‌‍​‍​ ​‌​ ‌‌‌‍​ ‌‍‌​​ ‌‍​‍‌‍‌ ‌​‌ ‍‌‌ ​​‌‍‌‌​ ‌‌‍‌‌‌ ‌‍‌‍‌‌‌‍ ‍‌ ‌​​‍‌‍‌ ​​‌‍​‌‌ ‌​‌‍‍​​ ‌‌‍​ ‌‍ ‌‍ ‍‌ ‌​‌‍‌‌‌‍ ‍‌ ‌​​‍‌‌​ ‌‌‌​​‍‌‌ ‌‍‍ ‌‍‌‌‌ ‍‌​‍‌‌​ ​ ‌​‌​​‍‌‌​ ​ ‌​‌​​‍‌‌​ ​‍​ ​‍​ ‌ ‌‍‌‍​ ‌ ‌‍​ ​ ​​‌‍‌​​ ‍‌​ ​​‌‍​ ​ ‍​​ ‌‌​ ‍​​‍‌‌​ ​‍​ ​‍​‍‌‌​ ‌‌‌​‌​​‍ ‍‌‍​ ‌‍‍​‌‍‍‌‌‍ ​‌‍‌​‌ ​‍‌‍‌‌‌‍ ‍​‍‌‌​ ‌‌‌​​‍‌‌ ‌‍‍ ‌‍‌‌‌ ‍‌​‍‌‌​ ​ ‌​‌​​‍‌‌​ ​ ‌​‌​​‍‌‌​ ​‍​ ​‍‌‍​‌​ ​​​ ‌ ​ ‍​​ ‌‍‌‍​ ​ ‌‍​ ​​​ ‍​‌‍‌‌​ ​​‌‍​‌​‍‌‌​ ​‍​ ​‍​‍‌‌​ ‌‌‌​‌​​‍ ‍‌ ‌​‌‍‌‌‌ ‍​‌ ‌​​‍‌‍‌ ​​‌‍‌‌‌ ​‍‌ ​ ‌ ​​‌‍‌‌‌‍​ ‌ ‌​‌‍‍‌‌ ‌‍‌‍‌‌​ ‌‌ ​​‌ ‌‌‌‍​‍‌‍ ​‌‍‍‌‌ ​ ‌‍‍​‌‍‌‌‌‍‌​​‍​‍‌ ‌ Adirondack Capital Partners
and Ultrafabrics​​​​‌ ‍ ​‍​‍‌‍ ‌ ​‍‌‍‍‌‌‍‌ ‌‍‍‌‌‍ ‍​‍​‍​ ‍‍​‍​‍‌ ​ ‌‍​‌‌‍ ‍‌‍‍‌‌ ‌​‌ ‍‌​‍ ‍‌‍‍‌‌‍ ​‍​‍​‍ ​​‍​‍‌‍‍​‌ ​‍‌‍‌‌‌‍‌‍​‍​‍​ ‍‍​‍​‍‌‍‍​‌ ‌​‌ ‌​‌ ​​‌ ​ ​ ‍‍​‍ ​‍ ‌‍​ ‌‍ ‌‌ ​ ​‍ ‍‌‍ ‌‌‍​‌‌‍‍‌‌‍ ‍​‍ ‍​ ​‍​ ​​​ ​‍​ ‌​‌ ​‍‌‍‌‌‌‍‌​‌‍‌‌‌ ​ ‌‍‍‌‌‍‌ ‌‍ ‍​‍ ‍‌ ​‍‌‍‍‌‌ ‌‍‌‍‌‌‌ ​‍‌‍‍ ‌‍‌‌‌‍‌‌‌ ​​‌‍‌‌‌ ​‍​‍ ‍‌‍ ‌ ​‍‌‍‌ ​‍ ‌‍‍‌‌‍ ‍‌ ‌​‌‍‌‌‌‍ ‍‌ ‌​​‍ ‌‍‌‌‌‍‌​‌‍‍‌‌ ‌​​‍ ‌‍ ‌‌‍ ‌‍‌​‌‍‌‌​ ‌‌ ​​‌ ​‍‌‍‌‌‌ ​ ‌‍‌‌‌‍ ‍‌ ‌​‌‍​‌‌ ‌​‌‍‍‌‌‍ ‌‍ ‍​ ‍ ‌‍‍‌‌‍‌​​ ‌‌‍‌‍​ ‌ ​ ​‍​ ‌‍​ ​​​ ‍‌‌‍‌​​ ​‌​‍ ‌​ ‌​​ ‌‌​ ‌​​ ‍‌​‍ ‌​ ‌​​ ‍​​ ‌ ​ ​​​‍ ‌‌‍​‌​ ‌​‌‍‌‍​ ‍‌​‍ ‌​ ​ ​ ‌‌​ ​ ‌‍‌​​ ‌‌‌‍‌‌‌‍​‍​ ​‌​ ‌‌‌‍​ ‌‍‌​​ ‌‍​ ‍ ‌ ‌​‌ ‍‌‌ ​​‌‍‌‌​ ‌‌‍‌‌‌ ‌‍‌‍‌‌‌‍ ‍‌ ‌​​ ‍ ‌ ​​‌‍​‌‌ ‌​‌‍‍​​ ‌‌‍​ ‌‍ ‌‍ ‍‌ ‌​‌‍‌‌‌‍ ‍‌ ‌​​‍‌‌​ ‌‌‌​​‍‌‌ ‌‍‍ ‌‍‌‌‌ ‍‌​‍‌‌​ ​ ‌​‌​​‍‌‌​ ​ ‌​‌​​‍‌‌​ ​‍​ ​‍​ ‌ ‌‍‌‍​ ‌ ‌‍​ ​ ​​‌‍‌​​ ‍‌​ ​​‌‍​ ​ ‍​​ ‌‌​ ‍​​‍‌‌​ ​‍​ ​‍​‍‌‌​ ‌‌‌​‌​​‍ ‍‌‍​ ‌‍‍​‌‍‍‌‌‍ ​‌‍‌​‌ ​‍‌‍‌‌‌‍ ‍​‍‌‌​ ‌‌‌​​‍‌‌ ‌‍‍ ‌‍‌‌‌ ‍‌​‍‌‌​ ​ ‌​‌​​‍‌‌​ ​ ‌​‌​​‍‌‌​ ​‍​ ​‍​ ​‍​ ​‌‌‍​ ‌‍‌‌​ ‌‌‌‍​‍‌‍‌‌​ ‍‌​ ​‍​ ‌​​ ‌​​ ​​​‍‌‌​ ​‍​ ​‍​‍‌‌​ ‌‌‌​‌​​‍ ‍‌ ‌​‌‍‌‌‌ ‍​‌ ‌​​ ‌‍​‍‌‍​‌‌ ​ ‌‍‌‌‌‌‌‌‌ ​‍‌‍ ​​ ‌‌‍‍​‌ ‌​‌ ‌​‌ ​​‌ ​ ​‍‌‌​ ​ ‌​​‌​‍‌‌​ ​‍‌​‌‍​‍‌‌​ ​‍‌​‌‍‌‍​ ‌‍ ‌‌ ​ ​‍ ‍‌‍ ‌‌‍​‌‌‍‍‌‌‍ ‍​‍ ‍​ ​‍​ ​​​ ​‍​ ‌​‌ ​‍‌‍‌‌‌‍‌​‌‍‌‌‌ ​ ‌‍‍‌‌‍‌ ‌‍ ‍​‍ ‍‌ ​‍‌‍‍‌‌ ‌‍‌‍‌‌‌ ​‍‌‍‍ ‌‍‌‌‌‍‌‌‌ ​​‌‍‌‌‌ ​‍​‍ ‍‌‍ ‌ ​‍‌‍‌ ​‍‌‍‌‍‍‌‌‍‌​​ ‌‌‍‌‍​ ‌ ​ ​‍​ ‌‍​ ​​​ ‍‌‌‍‌​​ ​‌​‍ ‌​ ‌​​ ‌‌​ ‌​​ ‍‌​‍ ‌​ ‌​​ ‍​​ ‌ ​ ​​​‍ ‌‌‍​‌​ ‌​‌‍‌‍​ ‍‌​‍ ‌​ ​ ​ ‌‌​ ​ ‌‍‌​​ ‌‌‌‍‌‌‌‍​‍​ ​‌​ ‌‌‌‍​ ‌‍‌​​ ‌‍​‍‌‍‌ ‌​‌ ‍‌‌ ​​‌‍‌‌​ ‌‌‍‌‌‌ ‌‍‌‍‌‌‌‍ ‍‌ ‌​​‍‌‍‌ ​​‌‍​‌‌ ‌​‌‍‍​​ ‌‌‍​ ‌‍ ‌‍ ‍‌ ‌​‌‍‌‌‌‍ ‍‌ ‌​​‍‌‌​ ‌‌‌​​‍‌‌ ‌‍‍ ‌‍‌‌‌ ‍‌​‍‌‌​ ​ ‌​‌​​‍‌‌​ ​ ‌​‌​​‍‌‌​ ​‍​ ​‍​ ‌ ‌‍‌‍​ ‌ ‌‍​ ​ ​​‌‍‌​​ ‍‌​ ​​‌‍​ ​ ‍​​ ‌‌​ ‍​​‍‌‌​ ​‍​ ​‍​‍‌‌​ ‌‌‌​‌​​‍ ‍‌‍​ ‌‍‍​‌‍‍‌‌‍ ​‌‍‌​‌ ​‍‌‍‌‌‌‍ ‍​‍‌‌​ ‌‌‌​​‍‌‌ ‌‍‍ ‌‍‌‌‌ ‍‌​‍‌‌​ ​ ‌​‌​​‍‌‌​ ​ ‌​‌​​‍‌‌​ ​‍​ ​‍​ ​‍​ ​‌‌‍​ ‌‍‌‌​ ‌‌‌‍​‍‌‍‌‌​ ‍‌​ ​‍​ ‌​​ ‌​​ ​​​‍‌‌​ ​‍​ ​‍​‍‌‌​ ‌‌‌​‌​​‍ ‍‌ ‌​‌‍‌‌‌ ‍​‌ ‌​​‍‌‍‌ ​​‌‍‌‌‌ ​‍‌ ​ ‌ ​​‌‍‌‌‌‍​ ‌ ‌​‌‍‍‌‌ ‌‍‌‍‌‌​ ‌‌ ​​‌ ‌‌‌‍​‍‌‍ ​‌‍‍‌‌ ​ ‌‍‍​‌‍‌‌‌‍‌​​‍​‍‌ ‌
Related campaigns